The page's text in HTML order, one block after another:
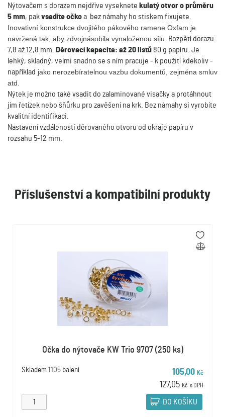
Nýtovačem s dorazem nejdříve vyseknete kulatý otvor o průměru
5 mm, pakvsadíte očkoa bez námahy ho stiskem fixujete.
Inovativní konstrukce dvojitého pákového ramene Oxfam je
navržená tak, aby zdvojnásobila vynaloženou sílu.
Rozpětí dorazu:
7,8 až 12,8 mm.
Děrovací kapacita: až 20 listů 80 g papíru. Je
lehký, skladný, velmi snadno se s ním pracuje - k použití kdekoliv -
například jako nerozebíratelnou vazbu dokumentů, zejména smluv
atd.
Nýtek je možno také vsadit do zalaminované visačky a protáhnout
jím řetízek nebo šňůrku pro zavěšení na krk. Bez námahy si vyrobíte
kvalitní identifikaci.
Nastavení vzdálenosti děrovaného otvoru od okraje papíru v
rozsahu 5-12 mm.
Příslušenství a kompatibilní produkty
Očka do nýtovače KW Trio 9707 (250 ks)
Skladem 1105 balení 105,00 Kč
127,05 Kč s DPH
DO KOŠÍKU